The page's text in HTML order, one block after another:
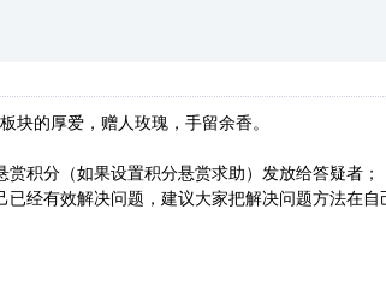
块的厚爱，赠人玫瑰，手留余香。
积分（如果设置积分悬赏求助）发放给答疑者；
经有效解决问题，建议大家把解决问题方法在自